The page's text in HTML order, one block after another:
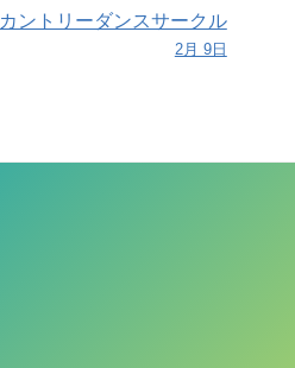
カントリーダンスサークル
2月 9日